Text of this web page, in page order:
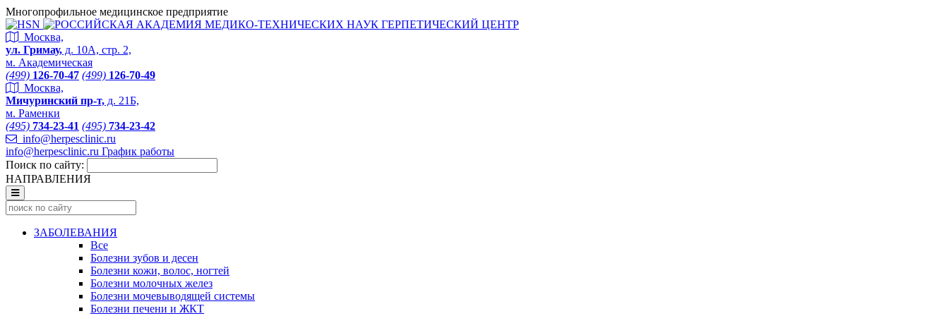
Многопрофильное медицинское предприятие
Москва,
ул. Гримау, д. 10А, стр. 2,
м. Академическая
(499) 126-70-47 (499) 126-70-49
Москва,
Мичуринский пр-т, д. 21Б,
м. Раменки
(495) 734-23-41 (495) 734-23-42
info@herpesclinic.ru
info@herpesclinic.ru График работы
Поиск по сайту:
НАПРАВЛЕНИЯ
ЗАБОЛЕВАНИЯ
Все
Болезни зубов и десен
Болезни кожи, волос, ногтей
Болезни молочных желез
Болезни мочевыводящей системы
Болезни печени и ЖКТ